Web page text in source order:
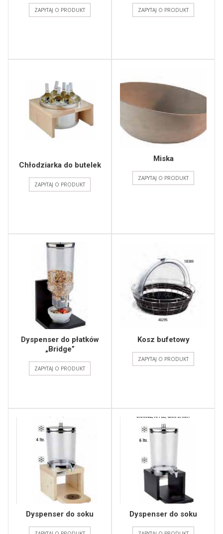
ZAPYTAJ O PRODUKT ZAPYTAJ O PRODUKT
Chłodziarka do butelek
ZAPYTAJ O PRODUKT
Miska
ZAPYTAJ O PRODUKT
Dyspenser do płatków
„Bridge”
ZAPYTAJ O PRODUKT
Kosz bufetowy
ZAPYTAJ O PRODUKT
Dyspenser do soku Dyspenser do soku